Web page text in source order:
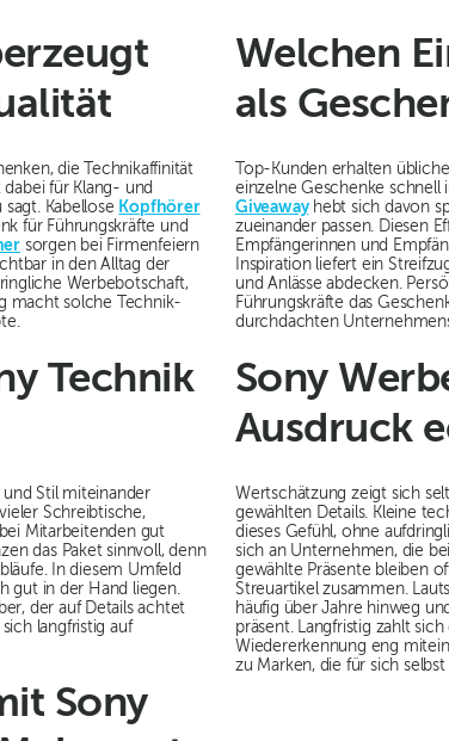
die Technikaffinität
für Klang- und
Kabellose Kopfhörer
für Führungskräfte und
sorgen bei Firmenfeiern
in den Alltag der
Werbebotschaft,
macht solche Technik-
Technik
Stil miteinander
Schreibtische,
Mitarbeitenden gut
das Paket sinnvoll, denn
In diesem Umfeld
gut in der Hand liegen.
der auf Details achtet
langfristig auf
Sony
Welchen
als
Top-Kunden erhalten
einzelne Geschenke schnell
Giveawayhebt sich davon
zueinander passen. Diesen
Empfängerinnen und
Inspiration liefert ein
und Anlässe abdecken.
Führungskräfte das
durchdachten
Sony
Ausdruck
Wertschätzung zeigt sich
gewählten Details. Kleine
dieses Gefühl, ohne
sich an Unternehmen, die
gewählte Präsente bleiben
Streuartikel zusammen.
häufig über Jahre hinweg
präsent. Langfristig zahlt
Wiedererkennung eng
zu Marken, die für sich selbst